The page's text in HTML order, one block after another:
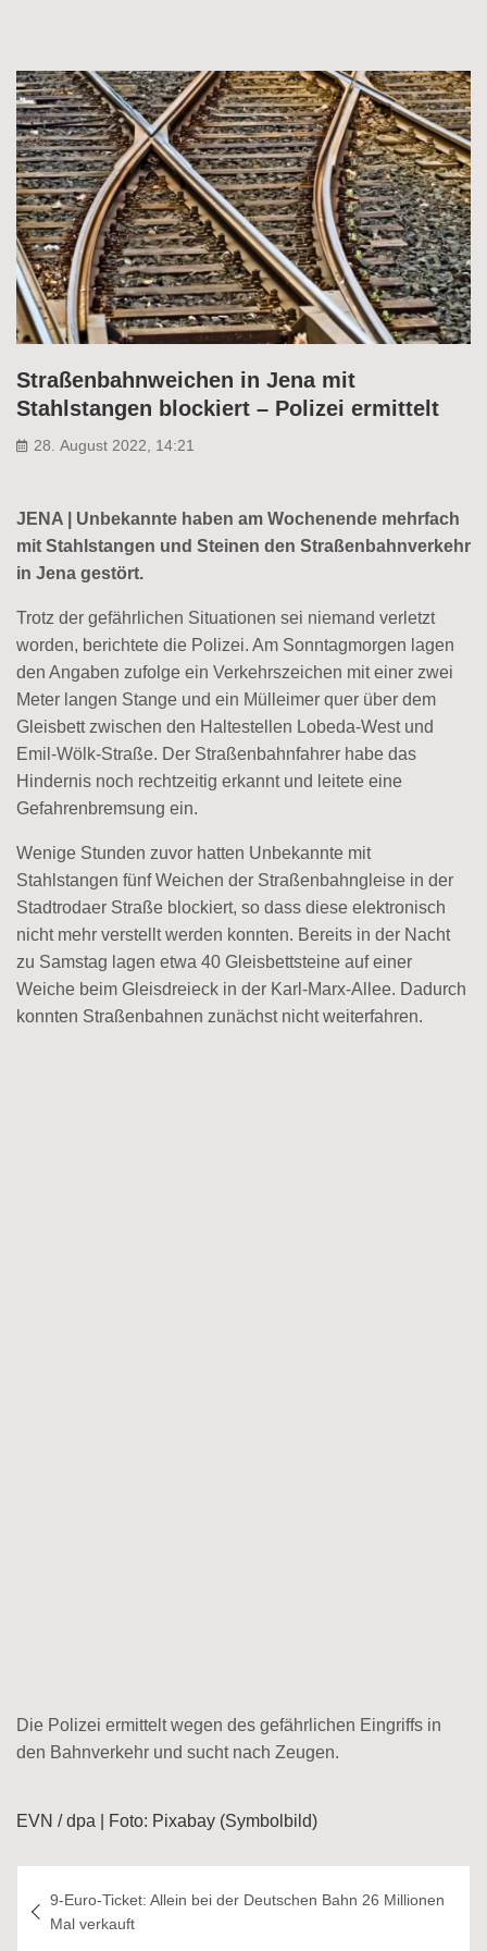
Straßenbahnweichen in Jena mit
Stahlstangen blockiert – Polizei ermittelt
28. August 2022, 14:21
JENA | Unbekannte haben am Wochenende mehrfach
mit Stahlstangen und Steinen den Straßenbahnverkehr
in Jena gestört.
Trotz der gefährlichen Situationen sei niemand verletzt
worden, berichtete die Polizei. Am Sonntagmorgen lagen
den Angaben zufolge ein Verkehrszeichen mit einer zwei
Meter langen Stange und ein Mülleimer quer über dem
Gleisbett zwischen den Haltestellen Lobeda-West und
Emil-Wölk-Straße. Der Straßenbahnfahrer habe das
Hindernis noch rechtzeitig erkannt und leitete eine
Gefahrenbremsung ein.
Wenige Stunden zuvor hatten Unbekannte mit
Stahlstangen fünf Weichen der Straßenbahngleise in der
Stadtrodaer Straße blockiert, so dass diese elektronisch
nicht mehr verstellt werden konnten. Bereits in der Nacht
zu Samstag lagen etwa 40 Gleisbettsteine auf einer
Weiche beim Gleisdreieck in der Karl-Marx-Allee. Dadurch
konnten Straßenbahnen zunächst nicht weiterfahren.
Die Polizei ermittelt wegen des gefährlichen Eingriffs in
den Bahnverkehr und sucht nach Zeugen.
EVN / dpa | Foto: Pixabay (Symbolbild)
9-Euro-Ticket: Allein bei der Deutschen Bahn 26 Millionen
Mal verkauft